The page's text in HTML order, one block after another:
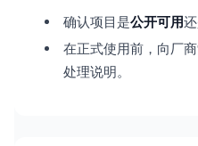
确认项目是公开可用
在正式使用前，向厂
处理说明。